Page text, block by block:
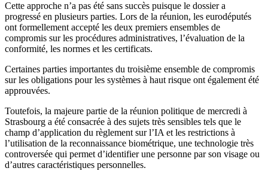
Cette approche n’a pas été sans succès puisque le dossier a
progressé en plusieurs parties. Lors de la réunion, les eurodéputés
ont formellement accepté les deux premiers ensembles de
compromis sur les procédures administratives, l’évaluation de la
conformité, les normes et les certificats.
Certaines parties importantes du troisième ensemble de compromis
sur les obligations pour les systèmes à haut risque ont également été
approuvées.
Toutefois, la majeure partie de la réunion politique de mercredi à
Strasbourg a été consacrée à des sujets très sensibles tels que le
champ d’application du règlement sur l’IA et les restrictions à
l’utilisation de la reconnaissance biométrique, une technologie très
controversée qui permet d’identifier une personne par son visage ou
d’autres caractéristiques personnelles.